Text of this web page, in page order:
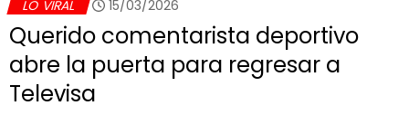
LO VIRAL 15/03/2026
Querido comentarista deportivo
abre la puerta para regresar a
Televisa